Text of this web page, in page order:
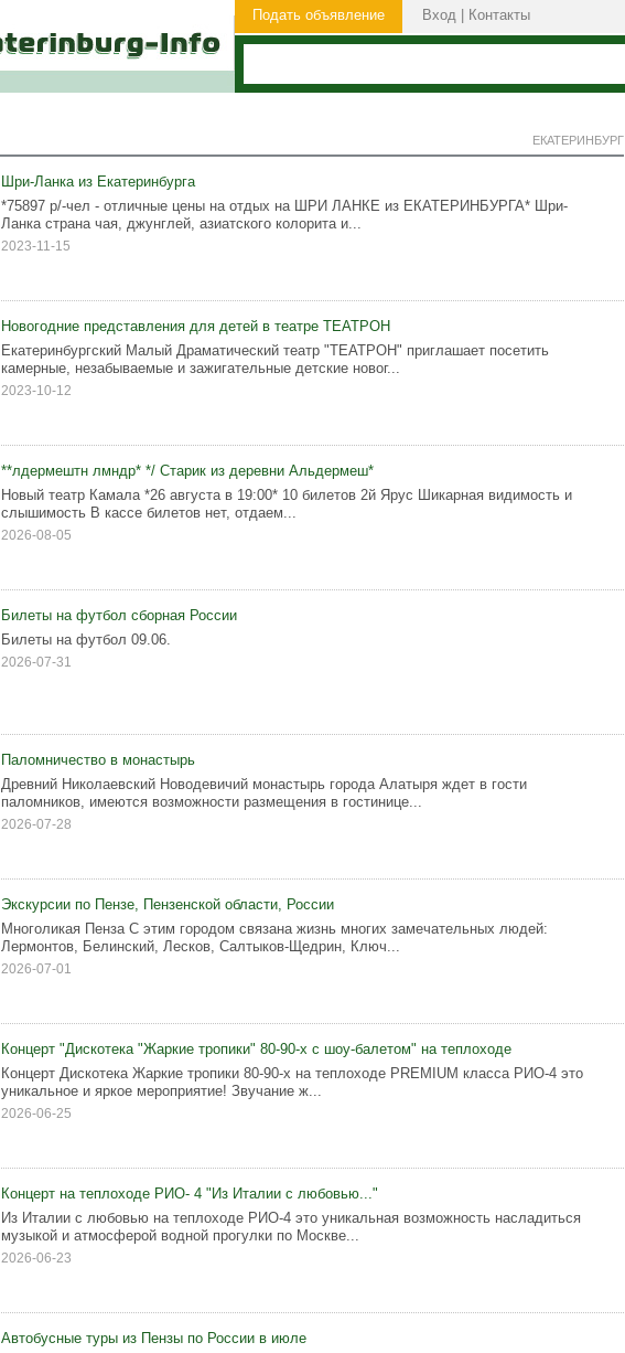
Подать объявление Вход Контакты
ЕКАТЕРИНБУРГ
Шри-Ланка из Екатеринбурга
*75897 р/-чел - отличные цены на отдых на ШРИ ЛАНКЕ из ЕКАТЕРИНБУРГА* Шри-
Ланка страна чая, джунглей, азиатского колорита и...
2023-11-15
Новогодние представления для детей в театре ТЕАТРОН
Екатеринбургский Малый Драматический театр "ТЕАТРОН" приглашает посетить
камерные, незабываемые и зажигательные детские новог...
2023-10-12
**лдермештн лмндр* */ Старик из деревни Альдермеш*
Новый театр Камала *26 августа в 19:00* 10 билетов 2й Ярус Шикарная видимость и
слышимость В кассе билетов нет, отдаем...
2026-08-05
Билеты на футбол сборная России
Билеты на футбол 09.06.
2026-07-31
Паломничество в монастырь
Древний Николаевский Новодевичий монастырь города Алатыря ждет в гости
паломников, имеются возможности размещения в гостинице...
2026-07-28
Экскурсии по Пензе, Пензенской области, России
Многоликая Пенза С этим городом связана жизнь многих замечательных людей:
Лермонтов, Белинский, Лесков, Салтыков-Щедрин, Ключ...
2026-07-01
Концерт "Дискотека "Жаркие тропики" 80-90-х с шоу-балетом" на теплоходе
Концерт Дискотека Жаркие тропики 80-90-х на теплоходе PREMIUM класса РИО-4 это
уникальное и яркое мероприятие! Звучание ж...
2026-06-25
Концерт на теплоходе РИО- 4 "Из Италии с любовью..."
Из Италии с любовью на теплоходе РИО-4 это уникальная возможность насладиться
музыкой и атмосферой водной прогулки по Москве...
2026-06-23
Автобусные туры из Пензы по России в июле